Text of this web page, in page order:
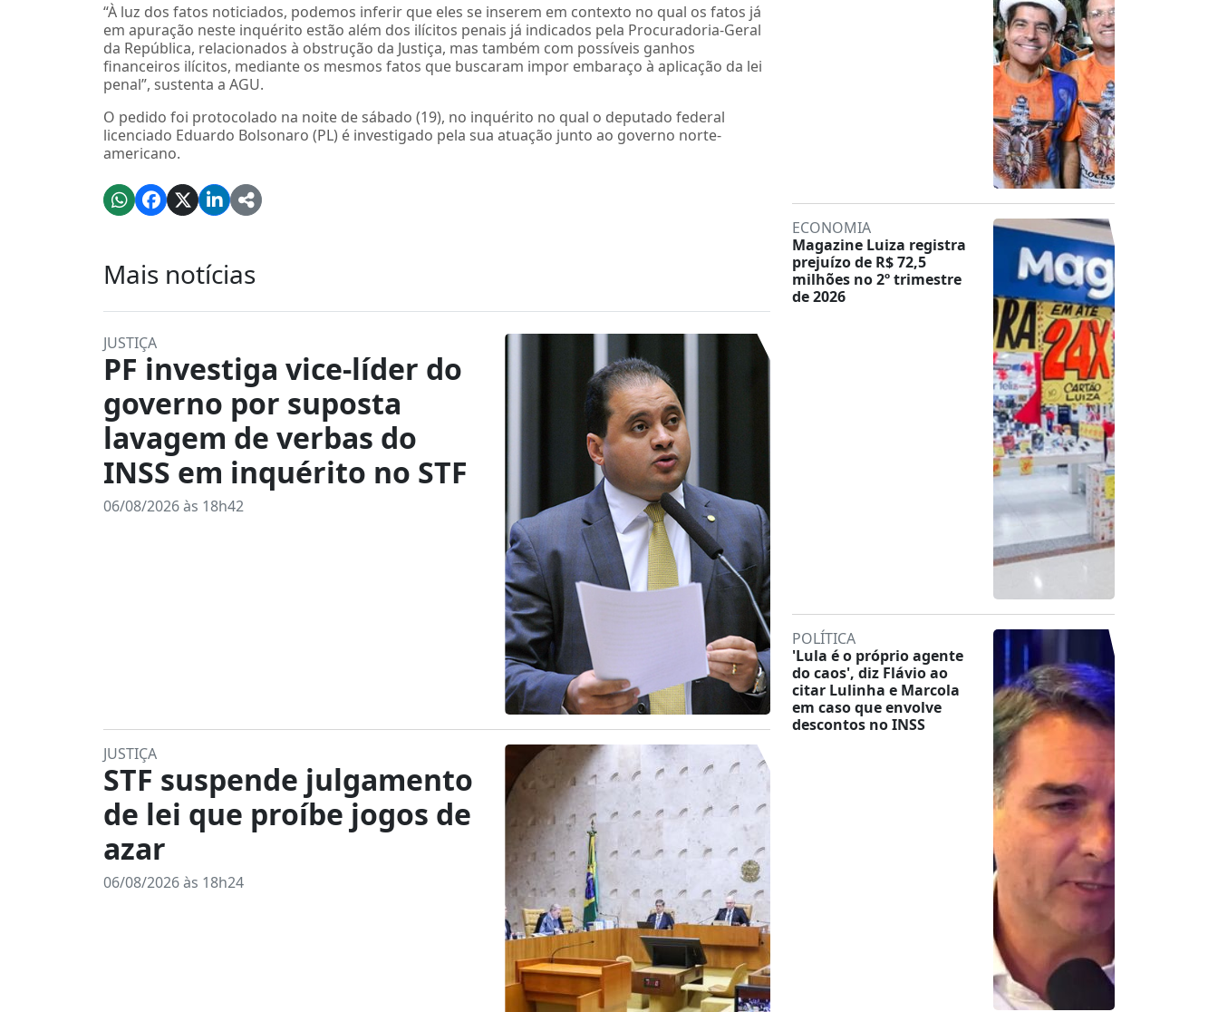
“À luz dos fatos noticiados, podemos inferir que eles se inserem em contexto no qual os fatos já
em apuração neste inquérito estão além dos ilícitos penais já indicados pela Procuradoria-Geral
da República, relacionados à obstrução da Justiça, mas também com possíveis ganhos
financeiros ilícitos, mediante os mesmos fatos que buscaram impor embaraço à aplicação da lei
penal”, sustenta a AGU.
O pedido foi protocolado na noite de sábado (19), no inquérito no qual o deputado federal
licenciado Eduardo Bolsonaro (PL) é investigado pela sua atuação junto ao governo norte-
americano.
Mais notícias
JUSTIÇA
PF investiga vice-líder do
governo por suposta
lavagem de verbas do
INSS em inquérito no STF
06/08/2026 às 18h42
JUSTIÇA
STF suspende julgamento
de lei que proíbe jogos de
azar
06/08/2026 às 18h24
ECONOMIA
Magazine Luiza registra
prejuízo de R$ 72,5
milhões no 2º trimestre
de 2026
POLÍTICA
'Lula é o próprio agente
do caos', diz Flávio ao
citar Lulinha e Marcola
em caso que envolve
descontos no INSS